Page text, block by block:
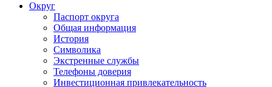
Округ
Паспорт округа
Общая информация
История
Символика
Экстренные службы
Телефоны доверия
Инвестиционная привлекательность